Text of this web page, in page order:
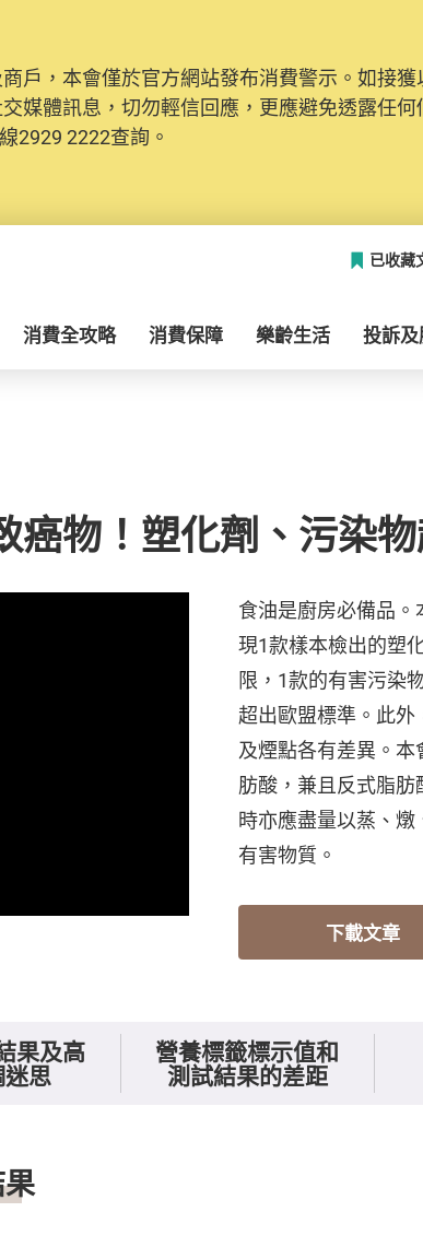
戶，本會僅於官方網站發布消費警示。如接
媒體訊息，切勿輕信回應，更應避免透露任
2929 2222查詢。
已收藏
消費全攻略 消費保障 樂齡生活 投訴
物！塑化劑、污染物
食油是廚房必備品
現1款樣本檢出的塑
限，1款的有害污染
超出歐盟標準。此
及煙點各有差異。
肪酸，兼且反式脂
時亦應盡量以蒸、
有害物質。
下載文章
果及高
思
營養標籤標示值和
測試結果的差距
訊